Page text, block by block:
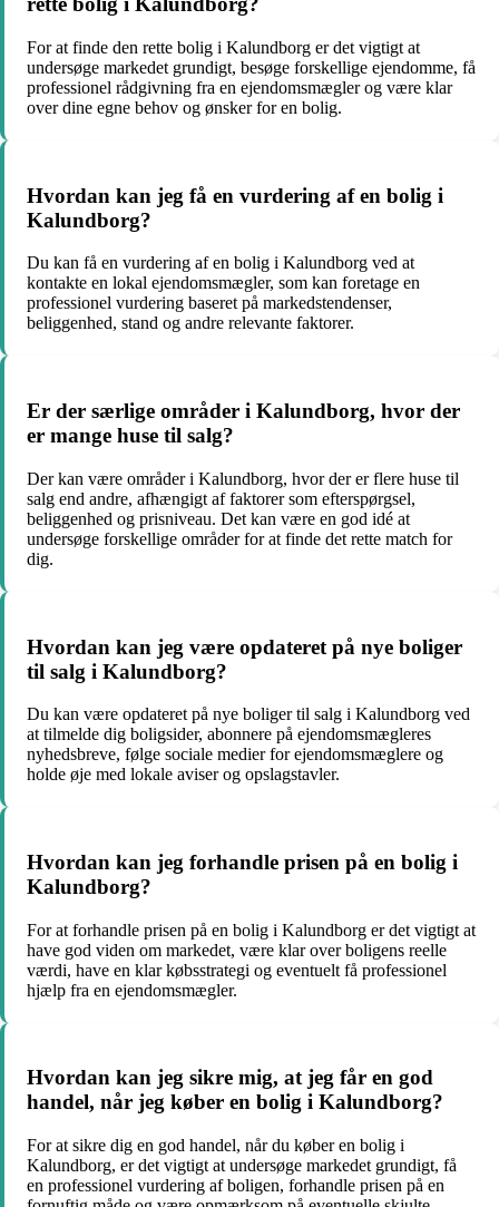
For at finde den rette bolig i Kalundborg er det vigtigt at
undersøge markedet grundigt, besøge forskellige ejendomme, få
professionel rådgivning fra en ejendomsmægler og være klar
over dine egne behov og ønsker for en bolig.
Hvordan kan jeg få en vurdering af en bolig i
Kalundborg?
Du kan få en vurdering af en bolig i Kalundborg ved at
kontakte en lokal ejendomsmægler, som kan foretage en
professionel vurdering baseret på markedstendenser,
beliggenhed, stand og andre relevante faktorer.
Er der særlige områder i Kalundborg, hvor der
er mange huse til salg?
Der kan være områder i Kalundborg, hvor der er flere huse til
salg end andre, afhængigt af faktorer som efterspørgsel,
beliggenhed og prisniveau. Det kan være en god idé at
undersøge forskellige områder for at finde det rette match for
dig.
Hvordan kan jeg være opdateret på nye boliger
til salg i Kalundborg?
Du kan være opdateret på nye boliger til salg i Kalundborg ved
at tilmelde dig boligsider, abonnere på ejendomsmægleres
nyhedsbreve, følge sociale medier for ejendomsmæglere og
holde øje med lokale aviser og opslagstavler.
Hvordan kan jeg forhandle prisen på en bolig i
Kalundborg?
For at forhandle prisen på en bolig i Kalundborg er det vigtigt at
have god viden om markedet, være klar over boligens reelle
værdi, have en klar købsstrategi og eventuelt få professionel
hjælp fra en ejendomsmægler.
Hvordan kan jeg sikre mig, at jeg får en god
handel, når jeg køber en bolig i Kalundborg?
For at sikre dig en god handel, når du køber en bolig i
Kalundborg, er det vigtigt at undersøge markedet grundigt, få
en professionel vurdering af boligen, forhandle prisen på en